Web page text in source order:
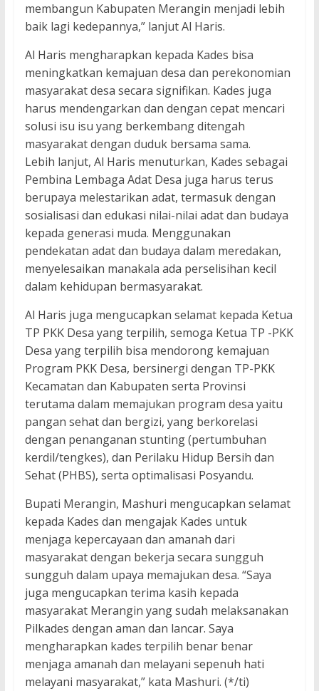
membangun Kabupaten Merangin menjadi lebih
baik lagi kedepannya,” lanjut Al Haris.
Al Haris mengharapkan kepada Kades bisa
meningkatkan kemajuan desa dan perekonomian
masyarakat desa secara signifikan. Kades juga
harus mendengarkan dan dengan cepat mencari
solusi isu isu yang berkembang ditengah
masyarakat dengan duduk bersama sama.
Lebih lanjut, Al Haris menuturkan, Kades sebagai
Pembina Lembaga Adat Desa juga harus terus
berupaya melestarikan adat, termasuk dengan
sosialisasi dan edukasi nilai-nilai adat dan budaya
kepada generasi muda. Menggunakan
pendekatan adat dan budaya dalam meredakan,
menyelesaikan manakala ada perselisihan kecil
dalam kehidupan bermasyarakat.
Al Haris juga mengucapkan selamat kepada Ketua
TP PKK Desa yang terpilih, semoga Ketua TP -PKK
Desa yang terpilih bisa mendorong kemajuan
Program PKK Desa, bersinergi dengan TP-PKK
Kecamatan dan Kabupaten serta Provinsi
terutama dalam memajukan program desa yaitu
pangan sehat dan bergizi, yang berkorelasi
dengan penanganan stunting (pertumbuhan
kerdil/tengkes), dan Perilaku Hidup Bersih dan
Sehat (PHBS), serta optimalisasi Posyandu.
Bupati Merangin, Mashuri mengucapkan selamat
kepada Kades dan mengajak Kades untuk
menjaga kepercayaan dan amanah dari
masyarakat dengan bekerja secara sungguh
sungguh dalam upaya memajukan desa. “Saya
juga mengucapkan terima kasih kepada
masyarakat Merangin yang sudah melaksanakan
Pilkades dengan aman dan lancar. Saya
mengharapkan kades terpilih benar benar
menjaga amanah dan melayani sepenuh hati
melayani masyarakat,” kata Mashuri. (*/ti)